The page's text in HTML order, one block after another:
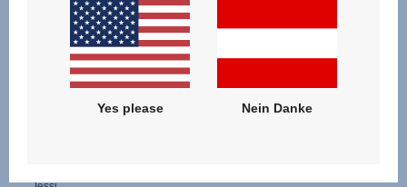
Yes please Nein Danke